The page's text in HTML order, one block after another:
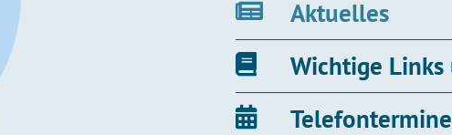
Aktuelles
Wichtige Links
Telefontermine